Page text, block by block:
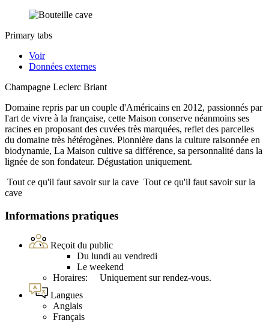
Primary tabs
Voir
Données externes
Champagne Leclerc Briant
Domaine repris par un couple d'Américains en 2012, passionnés par
l'art de vivre à la française, cette Maison conserve néanmoins ses
racines en proposant des cuvées très marquées, reflet des parcelles
du domaine très hétérogènes. Pionnière dans la culture raisonnée en
biodynamie, La Maison cultive sa différence, sa personnalité dans la
lignée de son fondateur. Dégustation uniquement.
Tout ce qu'il faut savoir sur la cave Tout ce qu'il faut savoir sur la
cave
Informations pratiques
Reçoit du public
Du lundi au vendredi
Le weekend
Horaires: Uniquement sur rendez-vous.
Langues
Anglais
Français